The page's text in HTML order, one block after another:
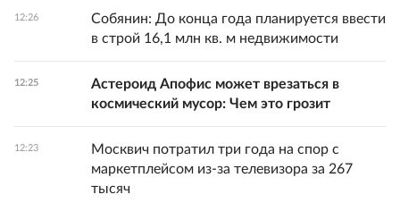
12:26
Собянин: До конца года планируется ввести
в строй 16,1 млн кв. м недвижимости
12:25
Астероид Апофис может врезаться в
космический мусор: Чем это грозит
12:23
Москвич потратил три года на спор с
маркетплейсом из-за телевизора за 267
тысяч